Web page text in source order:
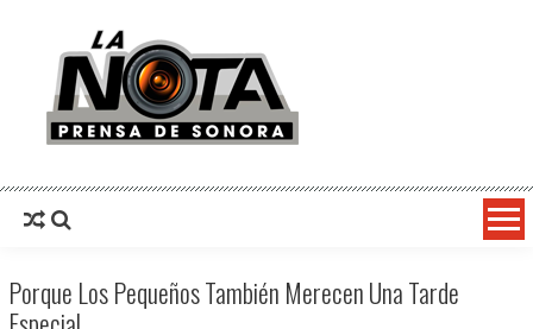
La Nota Prensa De Sonora
Porque Los Pequeños También Merecen Una Tarde